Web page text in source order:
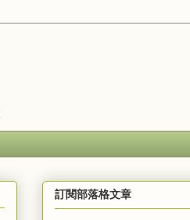
訂閱部落格文章